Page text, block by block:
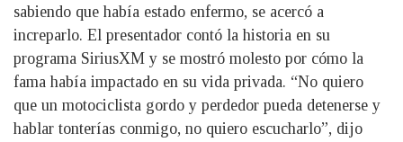
sabiendo que había estado enfermo, se acercó a
increparlo. El presentador contó la historia en su
programa SiriusXM y se mostró molesto por cómo la
fama había impactado en su vida privada. “No quiero
que un motociclista gordo y perdedor pueda detenerse y
hablar tonterías conmigo, no quiero escucharlo”, dijo